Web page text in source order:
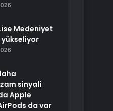
Medeniyet
sinyali
Apple
da var